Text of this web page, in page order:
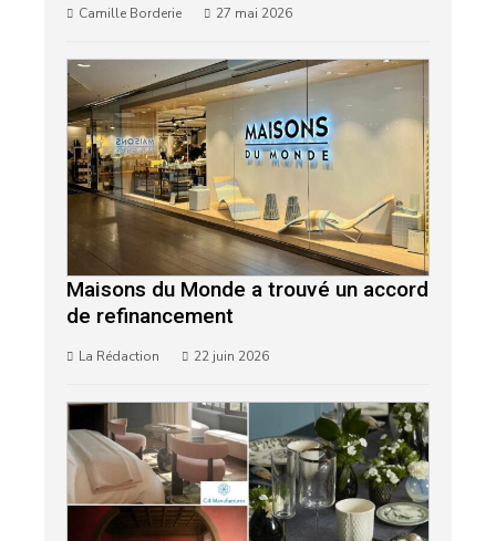
Camille Borderie 27 mai 2026
Maisons du Monde a trouvé un accord
de refinancement
La Rédaction 22 juin 2026